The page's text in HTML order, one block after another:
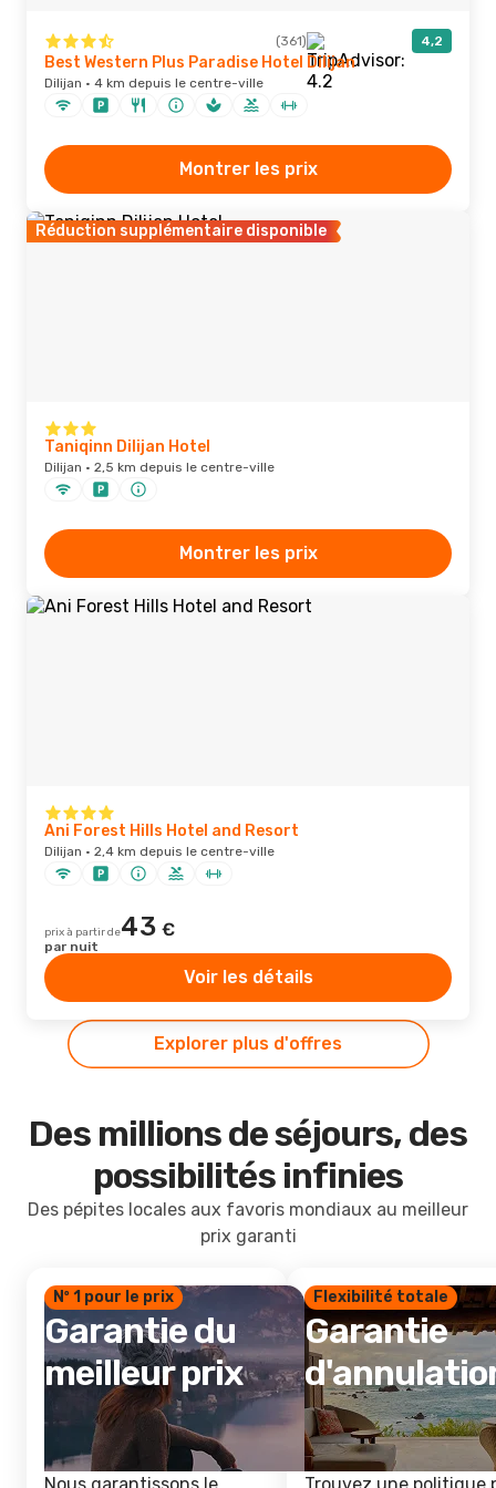
(361) 4,2
Best Western Plus Paradise Hotel Dilijan
Dilijan · 4 km depuis le centre-ville
Montrer les prix
Réduction supplémentaire disponible
Taniqinn Dilijan Hotel
Dilijan · 2,5 km depuis le centre-ville
Montrer les prix
Ani Forest Hills Hotel and Resort
Dilijan · 2,4 km depuis le centre-ville
prix à partir de43 €
par nuit
Voir les détails
Explorer plus d'offres
Des millions de séjours, des
possibilités infinies
Des pépites locales aux favoris mondiaux au meilleur
prix garanti
Nº 1 pour le prix
Garantie du
meilleur prix
Flexibilité totale
Garantie